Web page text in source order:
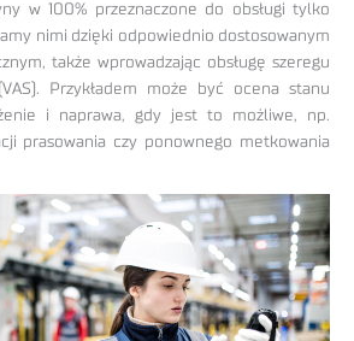
w 100% przeznaczone do obsługi tylko
nimi dzięki odpowiednio dostosowanym
także wprowadzając obsługę szeregu
Przykładem może być ocena stanu
i naprawa, gdy jest to możliwe, np.
prasowania czy ponownego metkowania